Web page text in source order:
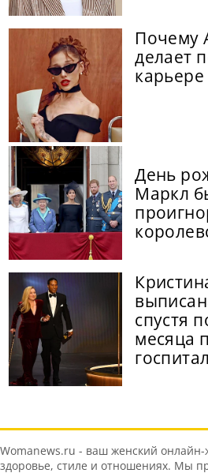
Почему
делает
карьере
День
Маркл
спустя
месяца
Womanews.ru - ваш женский онлайн-
здоровье, стиле и отношениях. Мы